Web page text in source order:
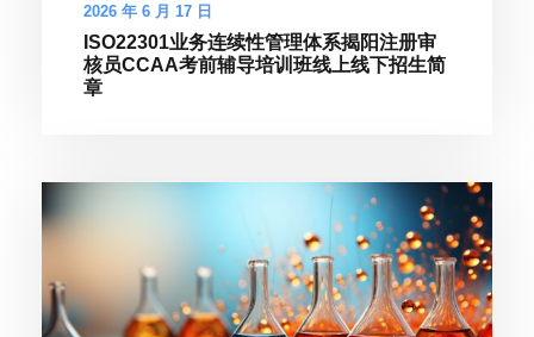
2026 年 6 月 17 日
ISO22301业务连续性管理体系揭阳注册审
核员CCAA考前辅导培训班线上线下招生简
章